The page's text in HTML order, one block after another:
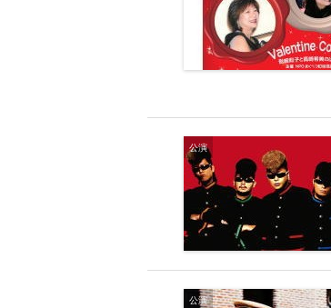
公演
公演